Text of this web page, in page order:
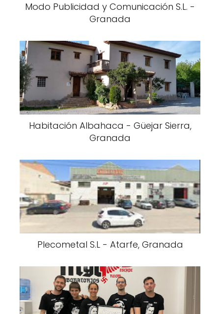
Modo Publicidad y Comunicación S.L. -
Granada
Habitación Albahaca - Güejar Sierra,
Granada
Plecometal S.L - Atarfe, Granada